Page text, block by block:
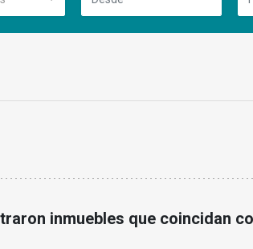
inmuebles que coincidan